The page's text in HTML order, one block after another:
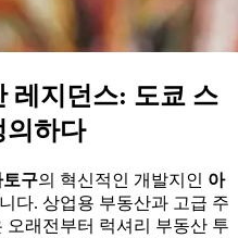
레지던스: 도쿄 스
의하다
토구의 혁신적인 개발지인 아
다. 상업용 부동산과 고급 주
래전부터 럭셔리 부동산 투